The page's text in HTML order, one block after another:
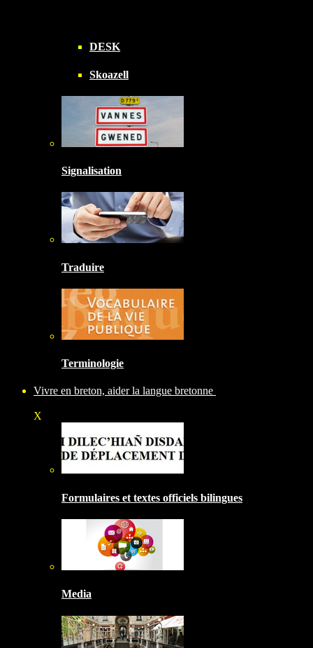
DESK
Skoazell
Signalisation
Traduire
Terminologie
Vivre en breton, aider la langue bretonne
X
Formulaires et textes officiels bilingues
Media